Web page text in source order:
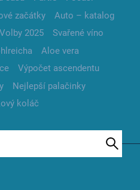
začátky
Auto – katalog
Volby 2025
Svařené víno
Aloe vera
Výpočet ascendentu
Nejlepší palačinky
koláč